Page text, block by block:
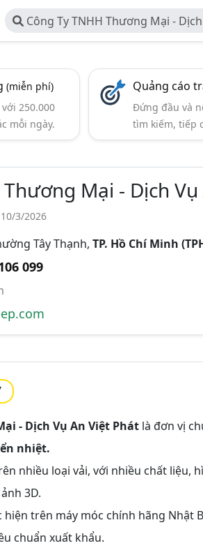
Công Ty TNHH Thương Mại -
Việt Phát
(miễn phí)
250.000
mỗi ngày.
Quảng cáo
Đứng đầu và
tìm kiếm, tiếp
Mại - Dịch
3/2026
Tây Thạnh, TP. Hồ Chí Minh
099
- Dịch Vụ An Việt Phát là đơn vị
nhiệt.
nhiều loại vải, với nhiều chất liệu,
3D.
trên máy móc chính hãng Nhật
chuẩn xuất khẩu.